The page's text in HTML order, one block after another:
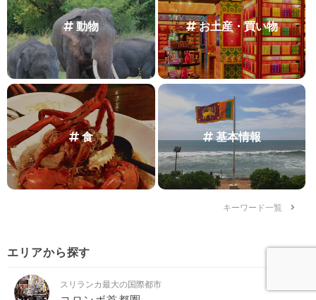
動物 お土産・買い物
食 基本情報
キーワード一覧
エリアから探す
スリランカ最大の国際都市